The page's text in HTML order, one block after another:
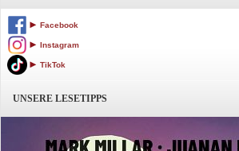
Facebook
Instagram
TikTok
UNSERE LESETIPPS